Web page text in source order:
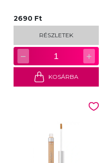
2690 Ft
RÉSZLETEK
− 1 +
KOSÁRBA